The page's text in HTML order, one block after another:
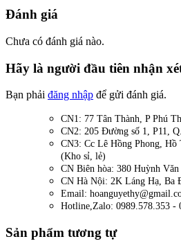
Đánh giá
Chưa có đánh giá nào.
Hãy là người đầu tiên nhận
Bạn phải đăng nhập để gửi đánh giá.
CN1: 77 Tân Thành, P Phú
CN2: 205 Đường số 1, P11,
CN3: Cc Lê Hồng Phong,
(Kho sỉ, lẻ)
CN Biên hòa: 380 Huỳnh
CN Hà Nội: 2K Láng Hạ, Ba
Email:
Hotline,Zalo: 0989.578.353 -
Sản phẩm tương tự